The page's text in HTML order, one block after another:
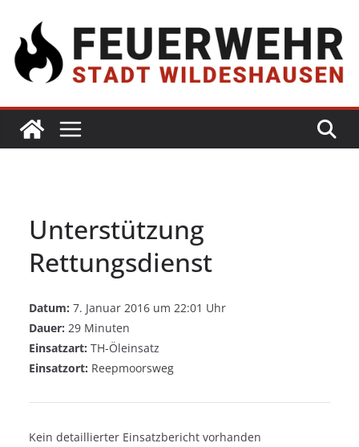
Unterstützung
Rettungsdienst
Datum: 7. Januar 2016 um 22:01 Uhr
Dauer: 29 Minuten
Einsatzart: TH-Öleinsatz
Einsatzort: Reepmoorsweg
Kein detaillierter Einsatzbericht vorhanden